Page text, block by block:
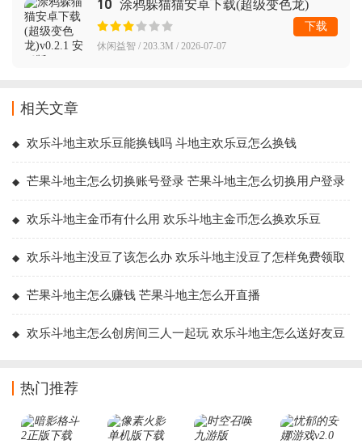
10 涂鸦躲猫猫安卓下载(超级变色龙)
休闲益智 / 203.3M / 2026-07-07
下载
相关文章
欢乐斗地主欢乐豆能换钱吗 斗地主欢乐豆怎么换钱
芒果斗地主怎么切换账号登录 芒果斗地主怎么切换用户登录
欢乐斗地主金币有什么用 欢乐斗地主金币怎么换欢乐豆
欢乐斗地主没豆了该怎么办 欢乐斗地主没豆了怎样免费领取
芒果斗地主怎么赚钱 芒果斗地主怎么开直播
欢乐斗地主怎么创房间三人一起玩 欢乐斗地主怎么送好友豆
热门推荐